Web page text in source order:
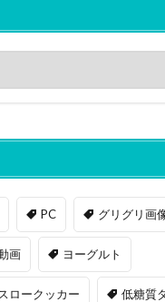
PC グリグリ画
画 ヨーグルト
ロークッカー 低糖質